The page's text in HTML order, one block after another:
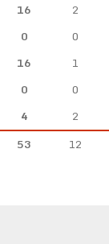
16 2
0 0
16 1
0 0
4 2
53 12